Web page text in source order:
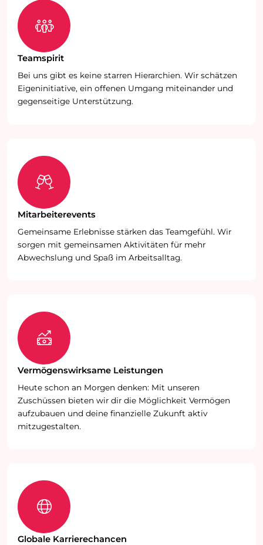
Teamspirit
Bei uns gibt es keine starren Hierarchien. Wir schätzen
Eigeninitiative, ein offenen Umgang miteinander und
gegenseitige Unterstützung.
Mitarbeiterevents
Gemeinsame Erlebnisse stärken das Teamgefühl. Wir
sorgen mit gemeinsamen Aktivitäten für mehr
Abwechslung und Spaß im Arbeitsalltag.
Vermögenswirksame Leistungen
Heute schon an Morgen denken: Mit unseren
Zuschüssen bieten wir dir die Möglichkeit Vermögen
aufzubauen und deine finanzielle Zukunft aktiv
mitzugestalten.
Globale Karrierechancen